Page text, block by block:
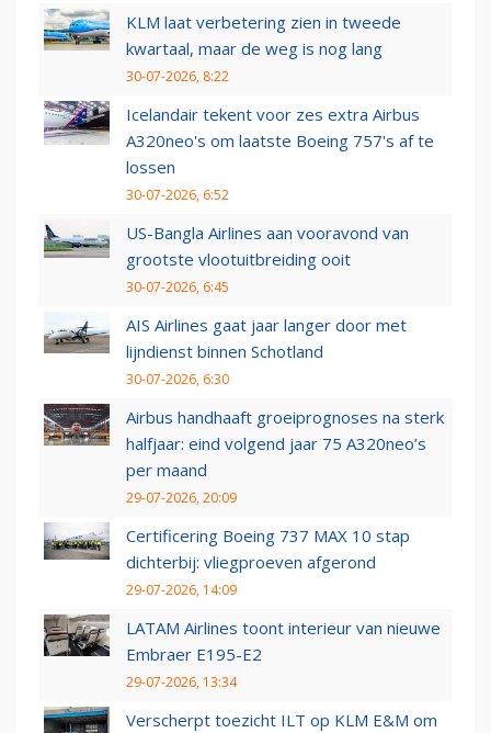
KLM laat verbetering zien in tweede
kwartaal, maar de weg is nog lang
30-07-2026, 8:22
Icelandair tekent voor zes extra Airbus
A320neo's om laatste Boeing 757's af te
lossen
30-07-2026, 6:52
US-Bangla Airlines aan vooravond van
grootste vlootuitbreiding ooit
30-07-2026, 6:45
AIS Airlines gaat jaar langer door met
lijndienst binnen Schotland
30-07-2026, 6:30
Airbus handhaaft groeiprognoses na sterk
halfjaar: eind volgend jaar 75 A320neo’s
per maand
29-07-2026, 20:09
Certificering Boeing 737 MAX 10 stap
dichterbij: vliegproeven afgerond
29-07-2026, 14:09
LATAM Airlines toont interieur van nieuwe
Embraer E195-E2
29-07-2026, 13:34
Verscherpt toezicht ILT op KLM E&M om